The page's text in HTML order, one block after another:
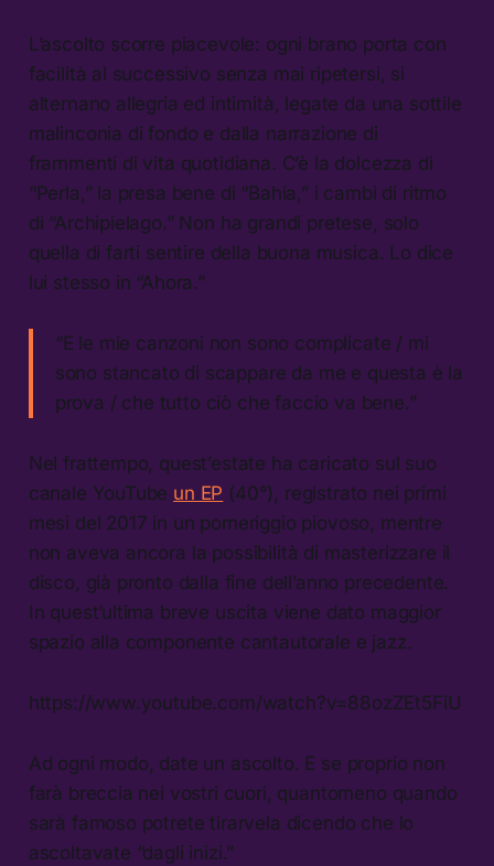
L’ascolto scorre piacevole: ogni brano porta con
facilità al successivo senza mai ripetersi, si
alternano allegria ed intimità, legate da una sottile
malinconia di fondo e dalla narrazione di
frammenti di vita quotidiana. C’è la dolcezza di
“Perla,” la presa bene di “Bahia,” i cambi di ritmo
di “Archipielago.” Non ha grandi pretese, solo
quella di farti sentire della buona musica. Lo dice
lui stesso in “Ahora.”
“E le mie canzoni non sono complicate / mi
sono stancato di scappare da me e questa è la
prova / che tutto ciò che faccio va bene.”
Nel frattempo, quest’estate ha caricato sul suo
canale YouTube un EP (40°), registrato nei primi
mesi del 2017 in un pomeriggio piovoso, mentre
non aveva ancora la possibilità di masterizzare il
disco, già pronto dalla fine dell’anno precedente.
In quest’ultima breve uscita viene dato maggior
spazio alla componente cantautorale e jazz.
https://www.youtube.com/watch?v=88ozZEt5FiU
Ad ogni modo, date un ascolto. E se proprio non
farà breccia nei vostri cuori, quantomeno quando
sarà famoso potrete tirarvela dicendo che lo
ascoltavate “dagli inizi.”